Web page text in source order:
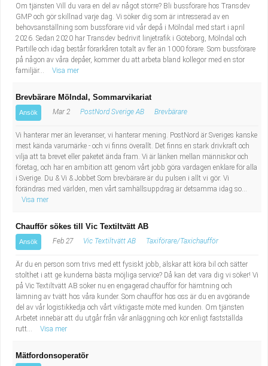
Om tjänsten Vill du vara en del av något större? Bli bussförare hos Transdev
GMP och gör skillnad varje dag. Vi söker dig som är intresserad av en
behovsanställning som bussförare vid vår depå i Mölndal med start i april
2026. Sedan 2020 har Transdev bedrivit linjetrafik i Göteborg, Mölndal och
Partille och idag består förarkåren totalt av fler än 1000 förare. Som bussförare
på någon av våra depåer, kommer du att arbeta bland kollegor med en stor
familjär...
Visa mer
Brevbärare Mölndal, Sommarvikariat
Ansök Mar 2 PostNord Sverige AB Brevbärare
Vi hanterar mer än leveranser, vi hanterar mening. PostNord är Sveriges kanske
mest kända varumärke - och vi finns överallt. Det finns en stark drivkraft och
vilja att ta brevet eller paketet ända fram. Vi är länken mellan människor och
företag, och har en ambition att genom vårt jobb göra vardagen enklare för alla
i Sverige. Du & Vi & Jobbet Som brevbärare är du pulsen i allt vi gör. Vi
förändras med världen, men vårt samhällsuppdrag är detsamma idag so...
Visa mer
Chaufför sökes till Vic Textiltvätt AB
Ansök Feb 27 Vic Textiltvätt AB Taxiförare/Taxichaufför
Är du en person som trivs med ett fysiskt jobb, älskar att köra bil och sätter
stolthet i att ge kunderna bästa möjliga service? Då kan det vara dig vi söker! Vi
på Vic Textiltvätt AB söker nu en engagerad chaufför för hämtning och
lämning av tvätt hos våra kunder. Som chaufför hos oss är du en avgörande
del av vår logistikkedja och vårt viktigaste möte med kunden. Om tjänsten
Arbetet innebär att du utgår från vår anläggning och kör enligt fastställda
rutt...
Visa mer
Mätfordonsoperatör